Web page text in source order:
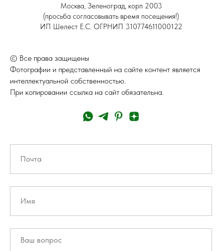
Москва, Зеленоград, корп 2003
(просьба согласовывать время посещения!)
ИП Шелест Е.С. ОГРНИП 310774611000122
© Все права защищены
Фотографии и представленный на сайте контент является
интеллектуальной собственностью.
При копировании ссылка на сайт обязательна.